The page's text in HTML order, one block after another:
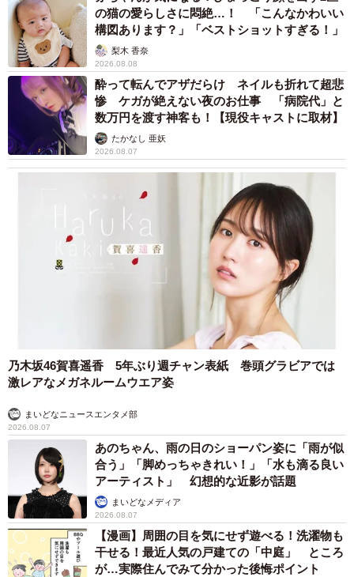
の猫の愛らしさに悶絶…！ 「こんなかわいい
構図あります？」「ベストショットすぎる！」
梨木 香奈
2026.08.08
酔って転んでアザだらけ ネイルも折れて超悲
惨 ケガが絶えない夜のお仕事 「病院代」と
数万円を渡す神客も！【現役キャストに取材】
たかなし 亜妖
2026.08.07
乃木坂46賀喜遥香 5年ぶり週チャン表紙 巻頭グラビアでは
激レアなメガネルームウエア姿
まいどなニュースエンタメ部
2026.08.07
あのちゃん、雨の日のショーパン姿に「雨が似
合う」「脚めっちゃきれい！」「水も滴る良い
アーティスト」 幻想的な近影が話題
まいどなメディア
2026.08.07
【漫画】周囲の目を気にせず遊べる！洗濯物も
干せる！最近人気の戸建ての「中庭」 ところ
が…実際住んでみて分かった後悔ポイント